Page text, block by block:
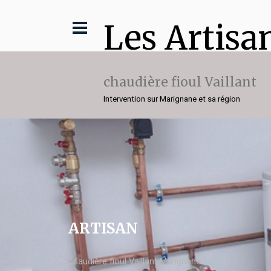
Les
chaudière fioul Vaillant
Intervention sur Marignane et sa région
ARTISAN
chaudière fioul Vaillant Marignane